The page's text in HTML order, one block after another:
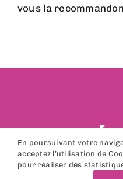
vous la
© Tout droits
En poursuivant votre
acceptez l’utilisation de
pour réaliser des